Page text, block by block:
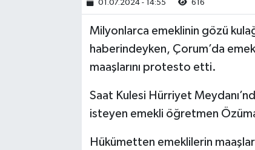
01.07.2024 - 14:55 616
Milyonlarca emeklinin gözü
haberindeyken, Çorum’da
maaşlarını protesto etti.
Saat Kulesi Hürriyet
isteyen emekli öğretmen
Hükümetten emeklilerin